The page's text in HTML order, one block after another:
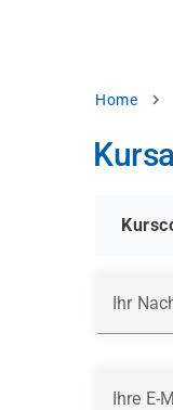
Home
Ihr
Ihre E-
Datenschutzhinweis